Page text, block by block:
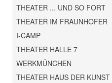
THEATER ... UND SO FORT
THEATER IM FRAUNHOFER
I-CAMP
THEATER HALLE 7
WERKMÜNCHEN
THEATER HAUS DER KUNST